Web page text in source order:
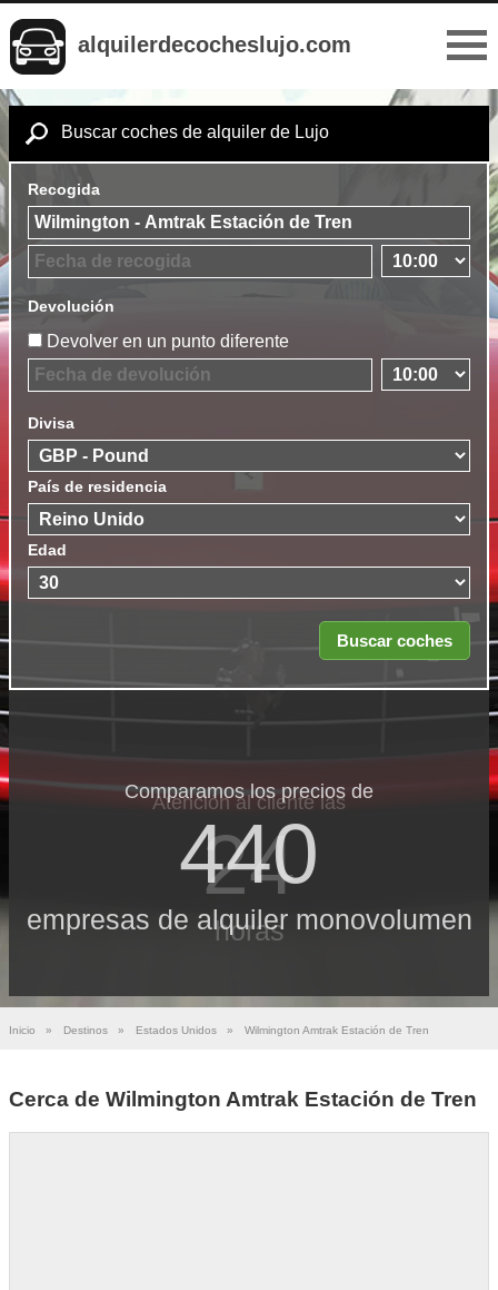
alquilerdecocheslujo.com
Buscar coches de alquiler de Lujo
Recogida
Devolución
Devolver en un punto diferente
Divisa
País de residencia
Edad
Comparamos los precios de
440
empresas de alquiler monovolumen
Atención al cliente las
24
horas
Inicio » Destinos » Estados Unidos » Wilmington Amtrak Estación de Tren
Cerca de Wilmington Amtrak Estación de Tren